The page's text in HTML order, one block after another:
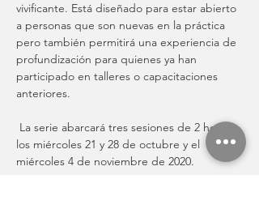
vivificante. Está diseñado para estar abierto
a personas que son nuevas en la práctica
pero también permitirá una experiencia de
profundización para quienes ya han
participado en talleres o capacitaciones
anteriores.
los miércoles 21 y 28 de octubre y el
miércoles 4 de noviembre de 2020.